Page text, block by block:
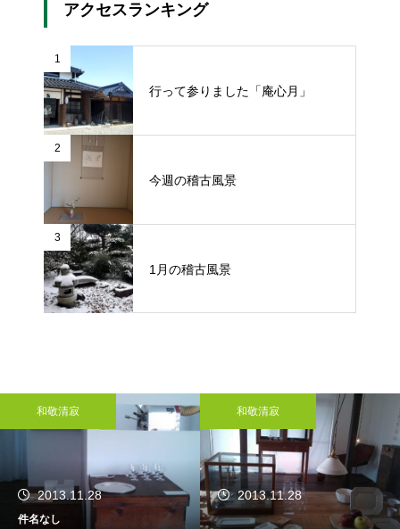
アクセスランキング
1
行って参りました「庵心月」
2
今週の稽古風景
3
1月の稽古風景
和敬清寂
2013.11.28
件名なし
和敬清寂
2013.11.28